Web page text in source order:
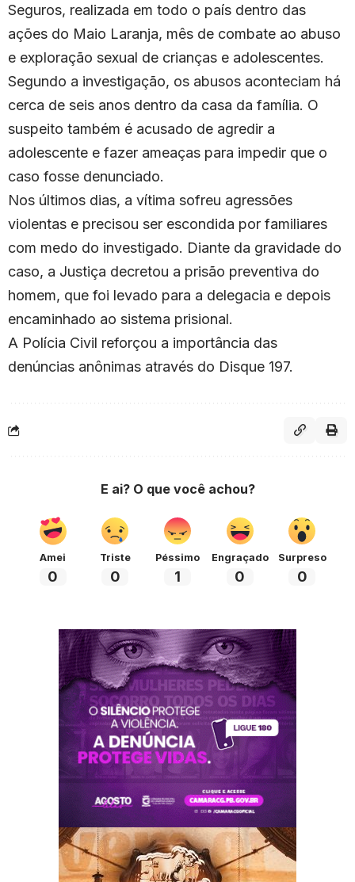
Seguros, realizada em todo o país dentro das
ações do Maio Laranja, mês de combate ao abuso
e exploração sexual de crianças e adolescentes.
Segundo a investigação, os abusos aconteciam há
cerca de seis anos dentro da casa da família. O
suspeito também é acusado de agredir a
adolescente e fazer ameaças para impedir que o
caso fosse denunciado.
Nos últimos dias, a vítima sofreu agressões
violentas e precisou ser escondida por familiares
com medo do investigado. Diante da gravidade do
caso, a Justiça decretou a prisão preventiva do
homem, que foi levado para a delegacia e depois
encaminhado ao sistema prisional.
A Polícia Civil reforçou a importância das
denúncias anônimas através do Disque 197.
E ai? O que você achou?
Amei
0
Triste
0
Péssimo
1
Engraçado
0
Surpreso
0